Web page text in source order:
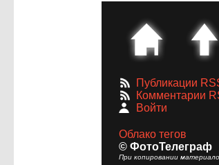
Публикации
Комментарии
Войти
Облако тегов
© ФотоТелеграф
При копировании